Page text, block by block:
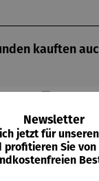
kauften
Newsletter
jetzt für
profitieren Sie von